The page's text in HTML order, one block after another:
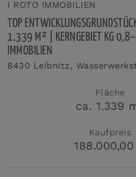
TOP
1.339 M² | KERNGEBIET KG
IMMOBILIEN
8430 Leibnitz,
Fläche
ca. 1.339
Kaufpreis